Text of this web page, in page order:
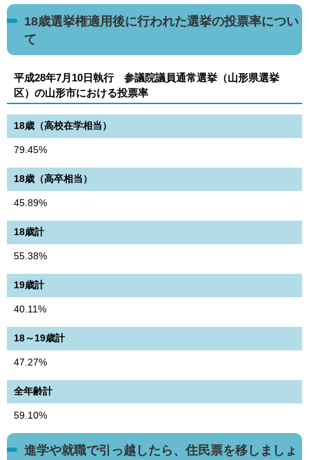
18歳選挙権適用後に行われた選挙の投票率につい
て
平成28年7月10日執行 参議院議員通常選挙（山形県選挙
区）の山形市における投票率
18歳（高校在学相当）
79.45%
18歳（高卒相当）
45.89%
18歳計
55.38%
19歳計
40.11%
18～19歳計
47.27%
全年齢計
59.10%
進学や就職で引っ越したら、住民票を移しましょ